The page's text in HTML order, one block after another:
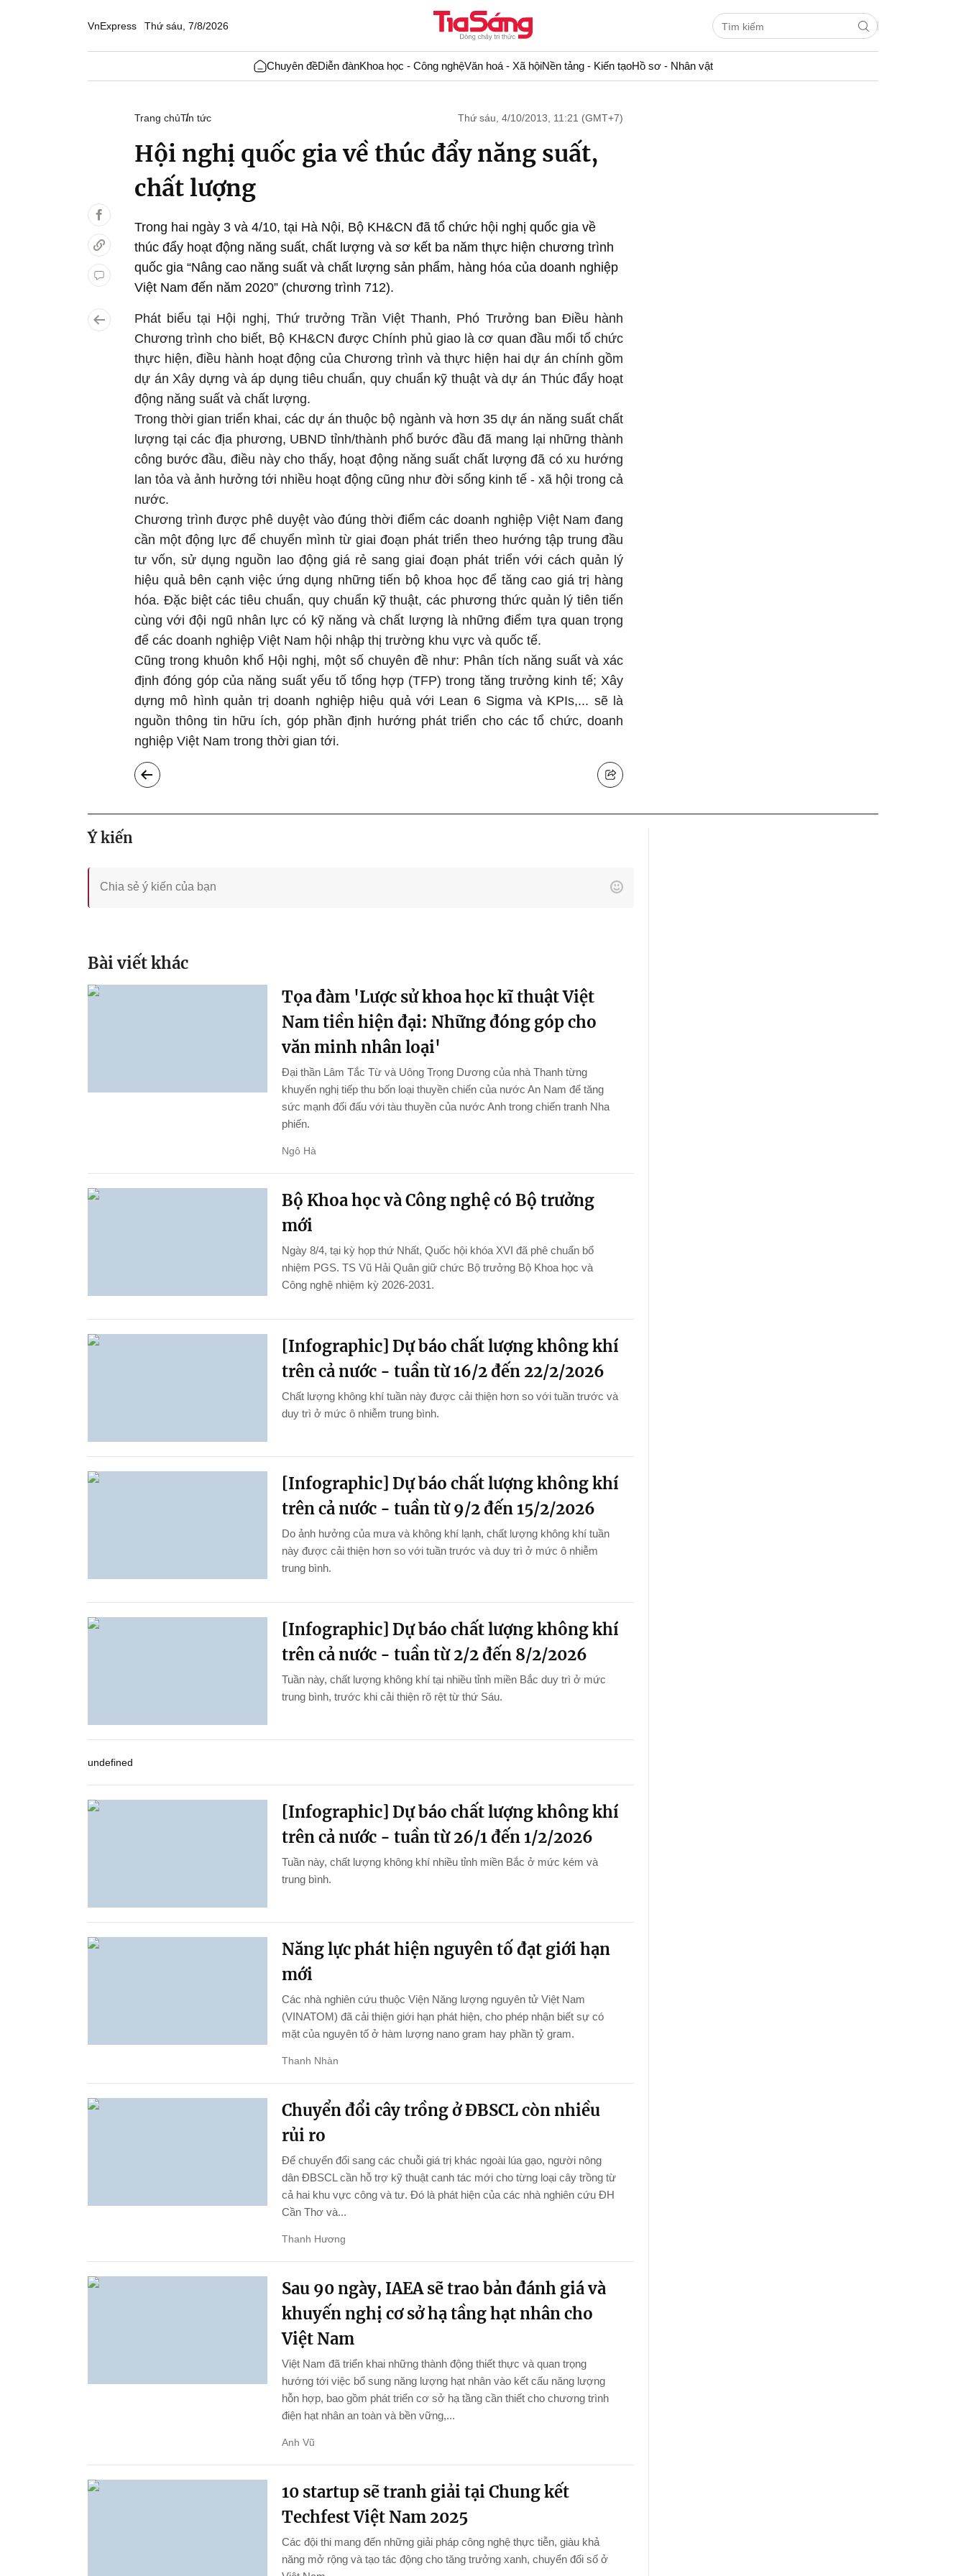
VnExpress Thứ sáu, 7/8/2026
Chuyên đềDiễn đànKhoa học - Công nghệVăn hoá - Xã hộiNền tảng - Kiến tạoHồ sơ - Nhân vật
Trang chủTin tức Thứ sáu, 4/10/2013, 11:21 (GMT+7)
Hội nghị quốc gia về thúc đẩy năng suất,
chất lượng
Trong hai ngày 3 và 4/10, tại Hà Nội, Bộ KH&CN đã tổ chức hội nghị quốc gia về
thúc đẩy hoạt động năng suất, chất lượng và sơ kết ba năm thực hiện chương trình
quốc gia “Nâng cao năng suất và chất lượng sản phẩm, hàng hóa của doanh nghiệp
Việt Nam đến năm 2020” (chương trình 712).
Phát biểu tại Hội nghị, Thứ trưởng Trần Việt Thanh, Phó Trưởng ban Điều hành
Chương trình cho biết, Bộ KH&CN được Chính phủ giao là cơ quan đầu mối tổ chức
thực hiện, điều hành hoạt động của Chương trình và thực hiện hai dự án chính gồm
dự án Xây dựng và áp dụng tiêu chuẩn, quy chuẩn kỹ thuật và dự án Thúc đẩy hoạt
động năng suất và chất lượng.
Trong thời gian triển khai, các dự án thuộc bộ ngành và hơn 35 dự án năng suất chất
lượng tại các địa phương, UBND tỉnh/thành phố bước đầu đã mang lại những thành
công bước đầu, điều này cho thấy, hoạt động năng suất chất lượng đã có xu hướng
lan tỏa và ảnh hưởng tới nhiều hoạt động cũng như đời sống kinh tế - xã hội trong cả
nước.
Chương trình được phê duyệt vào đúng thời điểm các doanh nghiệp Việt Nam đang
cần một động lực để chuyển mình từ giai đoạn phát triển theo hướng tập trung đầu
tư vốn, sử dụng nguồn lao động giá rẻ sang giai đoạn phát triển với cách quản lý
hiệu quả bên cạnh việc ứng dụng những tiến bộ khoa học để tăng cao giá trị hàng
hóa. Đặc biệt các tiêu chuẩn, quy chuẩn kỹ thuật, các phương thức quản lý tiên tiến
cùng với đội ngũ nhân lực có kỹ năng và chất lượng là những điểm tựa quan trọng
để các doanh nghiệp Việt Nam hội nhập thị trường khu vực và quốc tế.
Cũng trong khuôn khổ Hội nghị, một số chuyên đề như: Phân tích năng suất và xác
định đóng góp của năng suất yếu tố tổng hợp (TFP) trong tăng trưởng kinh tế; Xây
dựng mô hình quản trị doanh nghiệp hiệu quả với Lean 6 Sigma và KPIs,... sẽ là
nguồn thông tin hữu ích, góp phần định hướng phát triển cho các tổ chức, doanh
nghiệp Việt Nam trong thời gian tới.
Ý kiến
Bài viết khác
Tọa đàm 'Lược sử khoa học kĩ thuật Việt
Nam tiền hiện đại: Những đóng góp cho
văn minh nhân loại'
Đại thần Lâm Tắc Từ và Uông Trọng Dương của nhà Thanh từng
khuyến nghị tiếp thu bốn loại thuyền chiến của nước An Nam để tăng
sức mạnh đối đấu với tàu thuyền của nước Anh trong chiến tranh Nha
phiến.
Ngô Hà
Bộ Khoa học và Công nghệ có Bộ trưởng
mới
Ngày 8/4, tại kỳ họp thứ Nhất, Quốc hội khóa XVI đã phê chuẩn bổ
nhiệm PGS. TS Vũ Hải Quân giữ chức Bộ trưởng Bộ Khoa học và
Công nghệ nhiệm kỳ 2026-2031.
[Infographic] Dự báo chất lượng không khí
trên cả nước - tuần từ 16/2 đến 22/2/2026
Chất lượng không khí tuần này được cải thiện hơn so với tuần trước và
duy trì ở mức ô nhiễm trung bình.
[Infographic] Dự báo chất lượng không khí
trên cả nước - tuần từ 9/2 đến 15/2/2026
Do ảnh hưởng của mưa và không khí lạnh, chất lượng không khí tuần
này được cải thiện hơn so với tuần trước và duy trì ở mức ô nhiễm
trung bình.
[Infographic] Dự báo chất lượng không khí
trên cả nước - tuần từ 2/2 đến 8/2/2026
Tuần này, chất lượng không khí tại nhiều tỉnh miền Bắc duy trì ở mức
trung bình, trước khi cải thiện rõ rệt từ thứ Sáu.
undefined
[Infographic] Dự báo chất lượng không khí
trên cả nước - tuần từ 26/1 đến 1/2/2026
Tuần này, chất lượng không khí nhiều tỉnh miền Bắc ở mức kém và
trung bình.
Năng lực phát hiện nguyên tố đạt giới hạn
mới
Các nhà nghiên cứu thuộc Viện Năng lượng nguyên tử Việt Nam
(VINATOM) đã cải thiện giới hạn phát hiện, cho phép nhận biết sự có
mặt của nguyên tố ở hàm lượng nano gram hay phần tỷ gram.
Thanh Nhàn
Chuyển đổi cây trồng ở ĐBSCL còn nhiều
rủi ro
Để chuyển đổi sang các chuỗi giá trị khác ngoài lúa gạo, người nông
dân ĐBSCL cần hỗ trợ kỹ thuật canh tác mới cho từng loại cây trồng từ
cả hai khu vực công và tư. Đó là phát hiện của các nhà nghiên cứu ĐH
Cần Thơ và...
Thanh Hương
Sau 90 ngày, IAEA sẽ trao bản đánh giá và
khuyến nghị cơ sở hạ tầng hạt nhân cho
Việt Nam
Việt Nam đã triển khai những thành động thiết thực và quan trọng
hướng tới việc bổ sung năng lượng hạt nhân vào kết cấu năng lượng
hỗn hợp, bao gồm phát triển cơ sở hạ tầng cần thiết cho chương trình
điện hạt nhân an toàn và bền vững,...
Anh Vũ
10 startup sẽ tranh giải tại Chung kết
Techfest Việt Nam 2025
Các đội thi mang đến những giải pháp công nghệ thực tiễn, giàu khả
năng mở rộng và tạo tác động cho tăng trưởng xanh, chuyển đổi số ở